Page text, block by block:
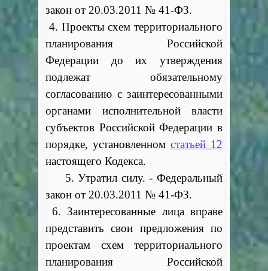
закон от 20.03.2011 № 41-ФЗ.
4. Проекты схем территориального
планирования Российской
Федерации до их утверждения
подлежат обязательному
согласованию с заинтересованными
органами исполнительной власти
субъектов Российской Федерации в
порядке, установленном статьей 12
настоящего Кодекса.
5. Утратил силу. - Федеральный
закон от 20.03.2011 № 41-ФЗ.
6. Заинтересованные лица вправе
представить свои предложения по
проектам схем территориального
планирования Российской